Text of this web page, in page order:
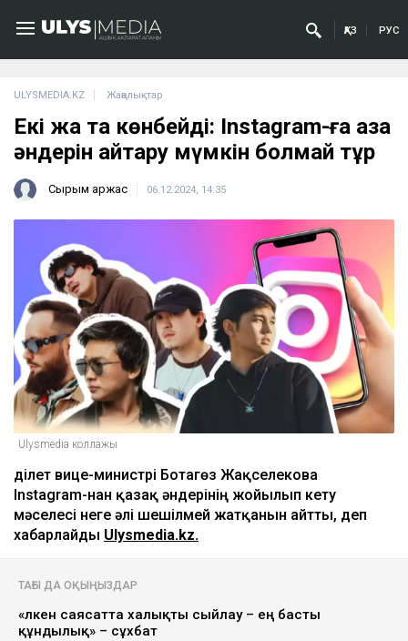
ҚАЗ РУС
ULYSMEDIA.KZ Жаңалықтар
Екі жақ та көнбейді: Instagram-ға қазақ
әндерін қайтару мүмкін болмай тұр
Сырым Қаржас 06.12.2024, 14:35
Ulysmedia коллажы
Әділет вице-министрі Ботагөз Жақселекова
Instagram-нан қазақ әндерінің жойылып кету
мәселесі неге әлі шешілмей жатқанын айтты, деп
хабарлайды Ulysmedia.kz.
ТАҒЫ ДА ОҚЫҢЫЗДАР
«Үлкен саясатта халықты сыйлау – ең басты
құндылық» – сұхбат